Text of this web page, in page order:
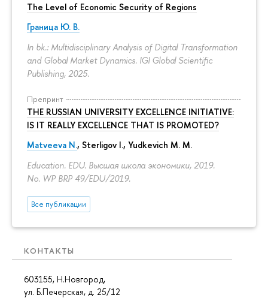
The Level of Economic Security of Regions
Граница Ю. В.
In bk.: Multidisciplinary Analysis of Digital Transformation
and Global Market Dynamics. IGI Global Scientific
Publishing, 2025.
Препринт
THE RUSSIAN UNIVERSITY EXCELLENCE INITIATIVE:
IS IT REALLY EXCELLENCE THAT IS PROMOTED?
Matveeva N., Sterligov I., Yudkevich M. M.
Education. EDU. Высшая школа экономики, 2019.
No. WP BRP 49/EDU/2019.
Все публикации
КОНТАКТЫ
603155, Н.Новгород,
ул. Б.Печерская, д. 25/12